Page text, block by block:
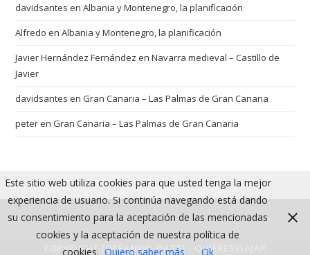
davidsantes enAlbania y Montenegro, la planificación
Alfredo enAlbania y Montenegro, la planificación
Javier Hernández Fernández enNavarra medieval – Castillo de
Javier
davidsantes enGran Canaria – Las Palmas de Gran Canaria
peterenGran Canaria – Las Palmas de Gran Canaria
COPYRIGHT [OCEANWP_DATE] - QUIERESVIAJAR
Este sitio web utiliza cookies para que usted tenga la mejor
experiencia de usuario. Si continúa navegando está dando
su consentimiento para la aceptación de las mencionadas
cookies y la aceptación de nuestra política de
cookies. Quiero saber más Ok